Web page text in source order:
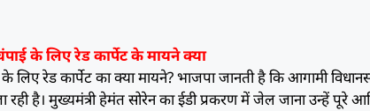
के लिए रेड कार्पेट के मायने क्या
लिए रेड कार्पेट का क्या मायने? भाजपा जानती है कि आगामी
रही है। मुख्यमंत्री हेमंत सोरेन का ईडी प्रकरण में जेल जाना उन्हें पूरे